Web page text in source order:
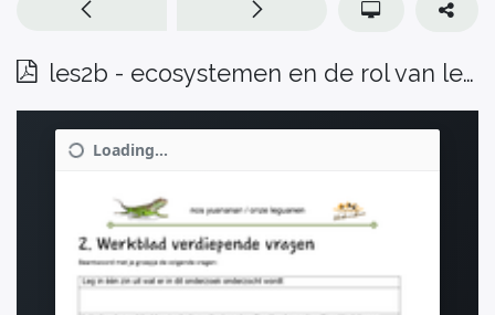
les2b - ecosystemen en de rol van leguanen daarin